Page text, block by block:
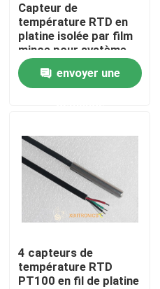
A propos de nous
Contacts
Produits
Capteur de température
Sondes médicales de la
Capteur de température
Capteur de
température RTD en
platine isolée par film
mince pour système
de chauffage par le
sol
envoyer une
4 capteurs de
température RTD
PT100 en fil de platine